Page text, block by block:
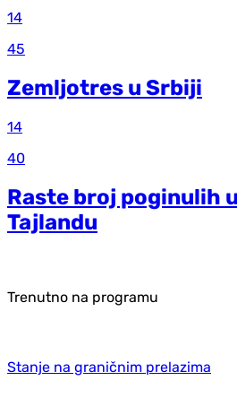
14
45
Zemljotres u Srbiji
14
40
Raste broj poginulih
Tajlandu
Trenutno na programu
Stanje na graničnim prelazima